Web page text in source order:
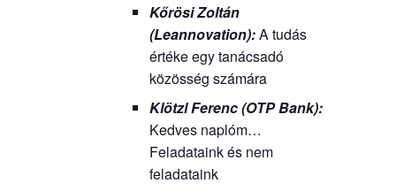
Kőrösi Zoltán
(Leannovation):A tudás
értéke egy tanácsadó
közösség számára
Klötzl Ferenc (OTP Bank):
Kedves naplóm…
Feladataink és nem
feladataink